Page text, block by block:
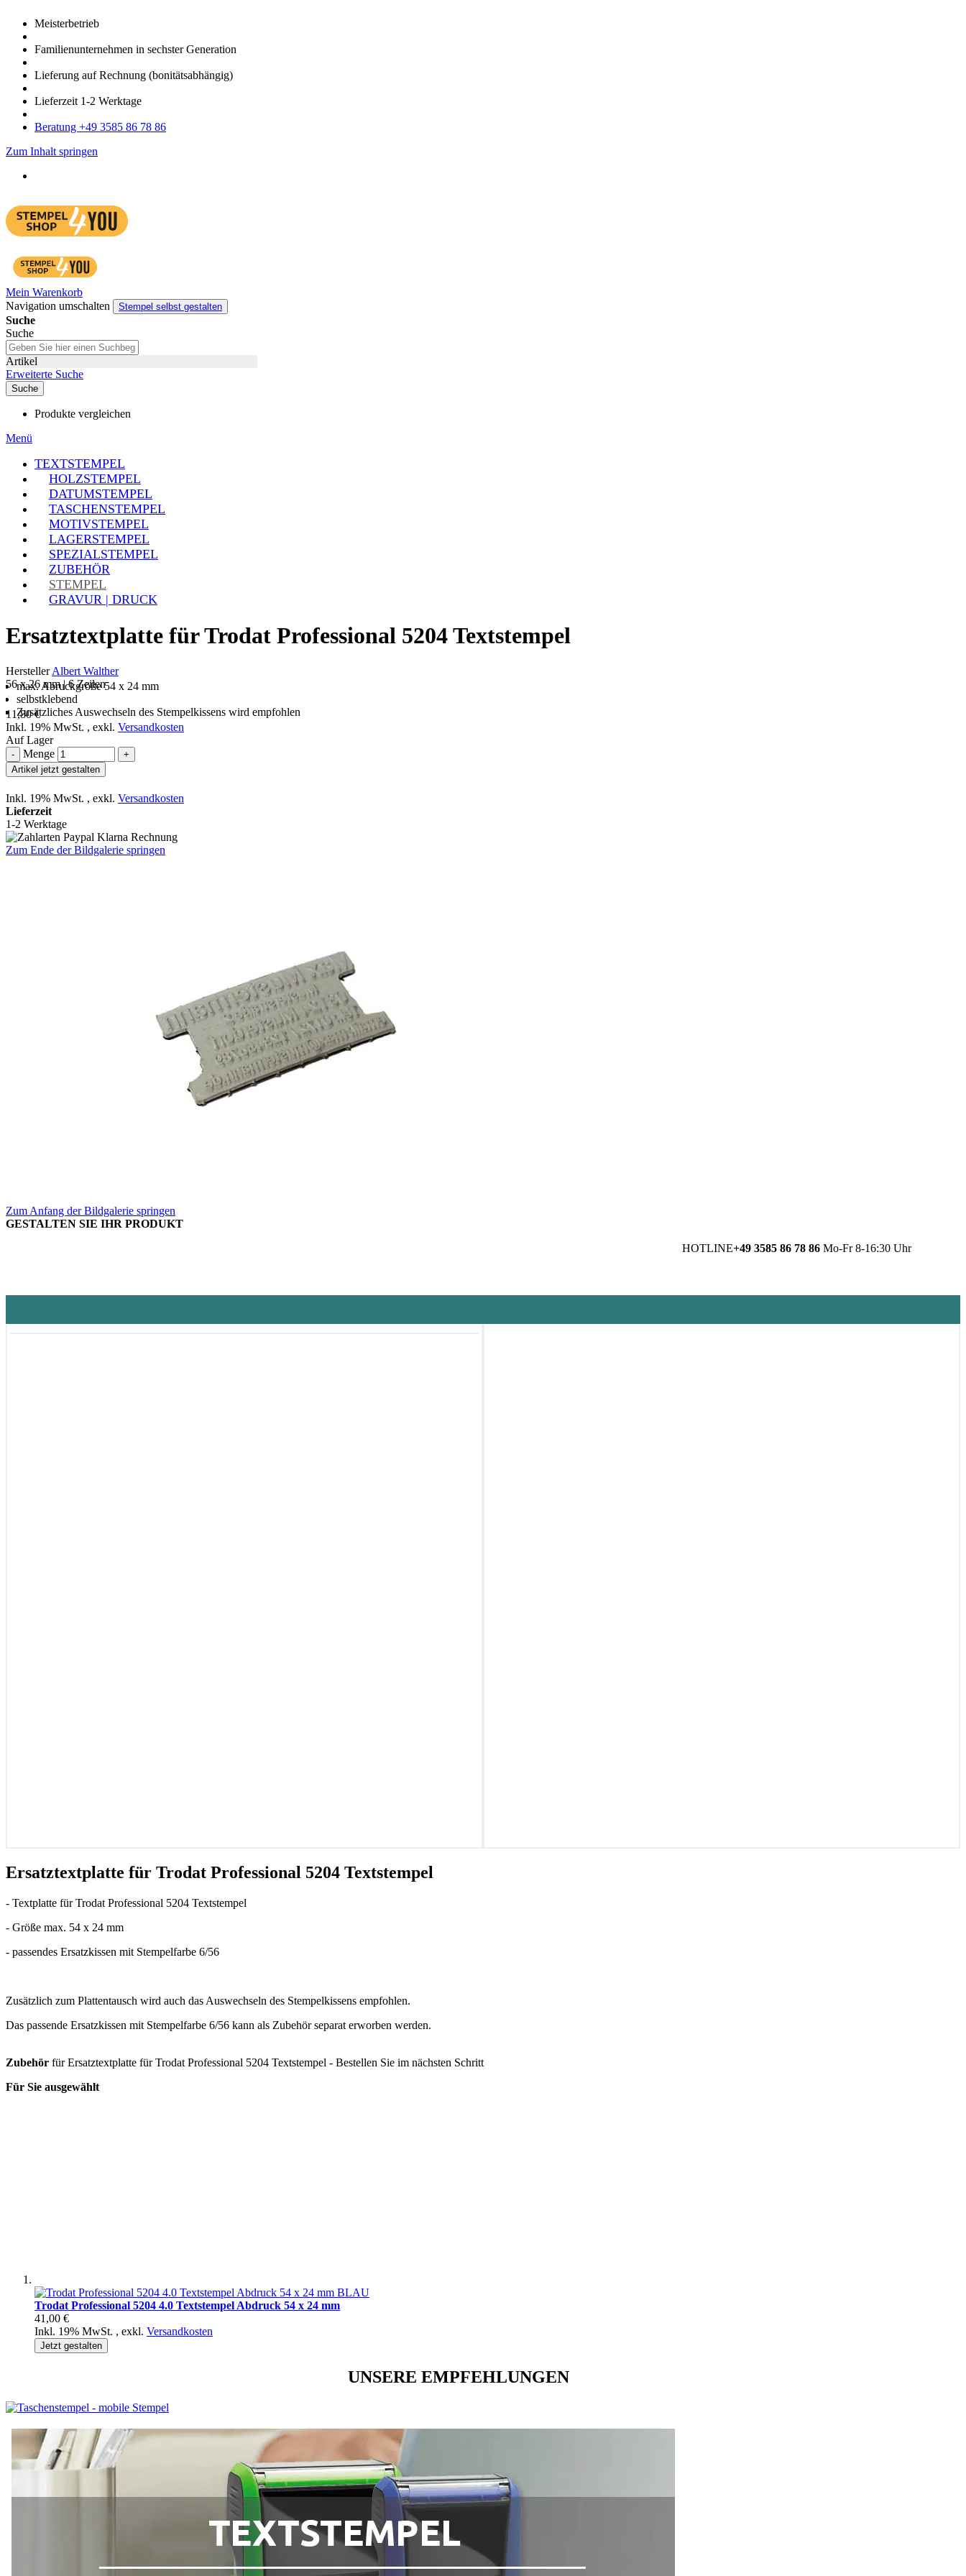
Meister­betrieb
Familien­unter­nehmen in sechster Gene­ration
Lieferung auf Rech­nung (bonitätsabhängig)
Liefer­zeit 1-2 Werk­tage
Bera­tung +49 3585 86 78 86
Zum Inhalt springen
Mein Warenkorb
Navigation umschalten
Stempel selbst gestalten
Suche
Suche
Artikel
Erweiterte Suche
Suche
Produkte vergleichen
Menü
TEXTSTEMPEL
HOLZSTEMPEL
DATUMSTEMPEL
TASCHENSTEMPEL
MOTIVSTEMPEL
LAGERSTEMPEL
SPEZIALSTEMPEL
ZUBEHÖR
STEMPEL
GRAVUR | DRUCK
Ersatztextplatte für Trodat Professional 5204 Textstempel
HerstellerAlbert Walther
56 x 26 mm | 6 Zeilen
max. Abruckgröße 54 x 24 mm
selbstklebend
Zusätzliches Auswechseln des Stempelkissens wird empfohlen
11,80 €
Inkl. 19% MwSt. , exkl. Versandkosten
Auf Lager
- Menge
+
Artikel jetzt gestalten
Inkl. 19% MwSt. , exkl. Versandkosten
Lieferzeit
1-2 Werktage
Zum Ende der Bildgalerie springen
Zum Anfang der Bildgalerie springen
GESTALTEN SIE IHR PRODUKT
HOTLINE+49 3585 86 78 86 Mo-Fr 8-16:30 Uhr
Ersatztextplatte für Trodat Professional 5204 Textstempel
- Textplatte für Trodat Professional 5204 Textstempel
- Größe max. 54 x 24 mm
- passendes Ersatzkissen mit Stempelfarbe 6/56
Zusätzlich zum Plattentausch wird auch das Auswechseln des Stempelkissens empfohlen.
Das passende Ersatzkissen mit Stempelfarbe 6/56 kann als Zubehör separat erworben werden.
Zubehör für Ersatztextplatte für Trodat Professional 5204 Textstempel - Bestellen Sie im nächsten Schritt
Für Sie ausgewählt
Trodat Professional 5204 4.0 Textstempel Abdruck 54 x 24 mm
41,00 €
Inkl. 19% MwSt. , exkl. Versandkosten
Jetzt gestalten
UNSERE EMPFEHLUNGEN